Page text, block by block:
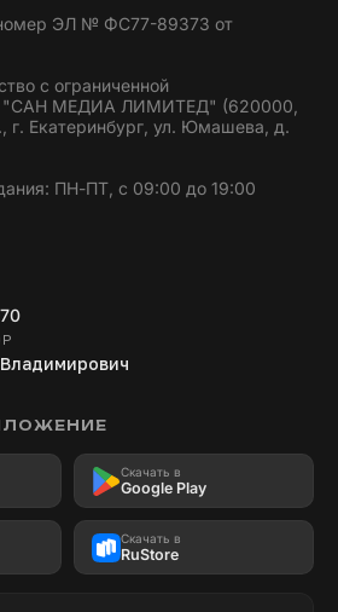
ЭЛ № ФС77-89373 от
с ограниченной
"САН МЕДИА ЛИМИТЕД" (620000,
г. Екатеринбург, ул. Юмашева, д.
ПН-ПТ, с 09:00 до 19:00
Скачать в
Google Play
Скачать в
RuStore